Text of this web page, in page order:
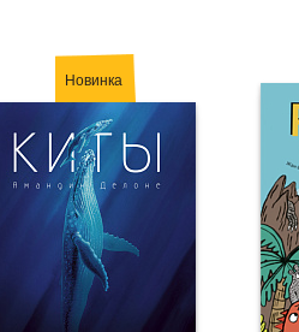
Новинка